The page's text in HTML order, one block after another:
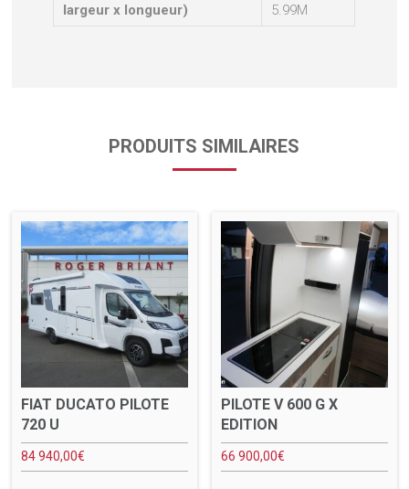
largeur x longueur)
5.99M
PRODUITS SIMILAIRES
FIAT DUCATO PILOTE
720 U
84 940,00€
PILOTE V 600 G X
EDITION
66 900,00€